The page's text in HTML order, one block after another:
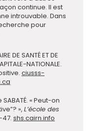
continue. Il est
introuvable. Dans
pour
DE SANTÉ ET DE
NATIONALE.
ciusss-
« Peut-on
», L’école des
47. shs.cairn.info